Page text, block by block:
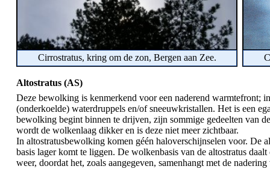
Cirrostratus, kring om de zon, Bergen aan Zee.
Altostratus (AS)
Deze bewolking is kenmerkend voor een naderend warmtefront;
(onderkoelde) waterdruppels en/of sneeuwkristallen. Het is een
bewolking begint binnen te drijven, zijn sommige gedeelten van
wordt de wolkenlaag dikker en is deze niet meer zichtbaar.
In altostratusbewolking komen géén haloverschijnselen voor. De
basis lager komt te liggen. De wolkenbasis van de altostratus
weer, doordat het, zoals aangegeven, samenhangt met de